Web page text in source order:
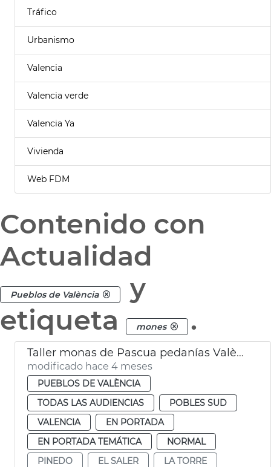
Tráfico
Urbanismo
Valencia
Valencia verde
Valencia Ya
Vivienda
Web FDM
Contenido con
Actualidad
Pueblos de València
y
etiqueta
mones .
Taller monas de Pascua pedanías València
modificado hace 4 meses
PUEBLOS DE VALÈNCIA
TODAS LAS AUDIENCIAS
POBLES SUD
VALENCIA
EN PORTADA
EN PORTADA TEMÁTICA
NORMAL
PINEDO
EL SALER
LA TORRE